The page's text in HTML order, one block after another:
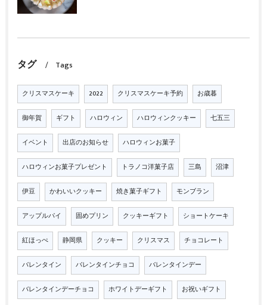
タグ Tags
クリスマスケーキ 2022 クリスマスケーキ予約 お歳暮
御年賀 ギフト ハロウィン ハロウィンクッキー 七五三
イベント 出店のお知らせ ハロウィンお菓子
ハロウィンお菓子プレゼント トラノコ洋菓子店 三島 沼津
伊豆 かわいいクッキー 焼き菓子ギフト モンブラン
アップルパイ 固めプリン クッキーギフト ショートケーキ
紅ほっぺ 静岡県 クッキー クリスマス チョコレート
バレンタイン バレンタインチョコ バレンタインデー
バレンタインデーチョコ ホワイトデーギフト お祝いギフト